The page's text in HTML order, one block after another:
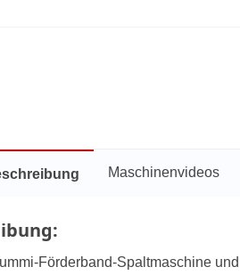
Maschinenvideos
Förderband-Spaltmaschine